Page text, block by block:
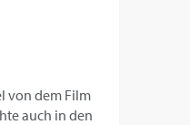
von dem Film
auch in den